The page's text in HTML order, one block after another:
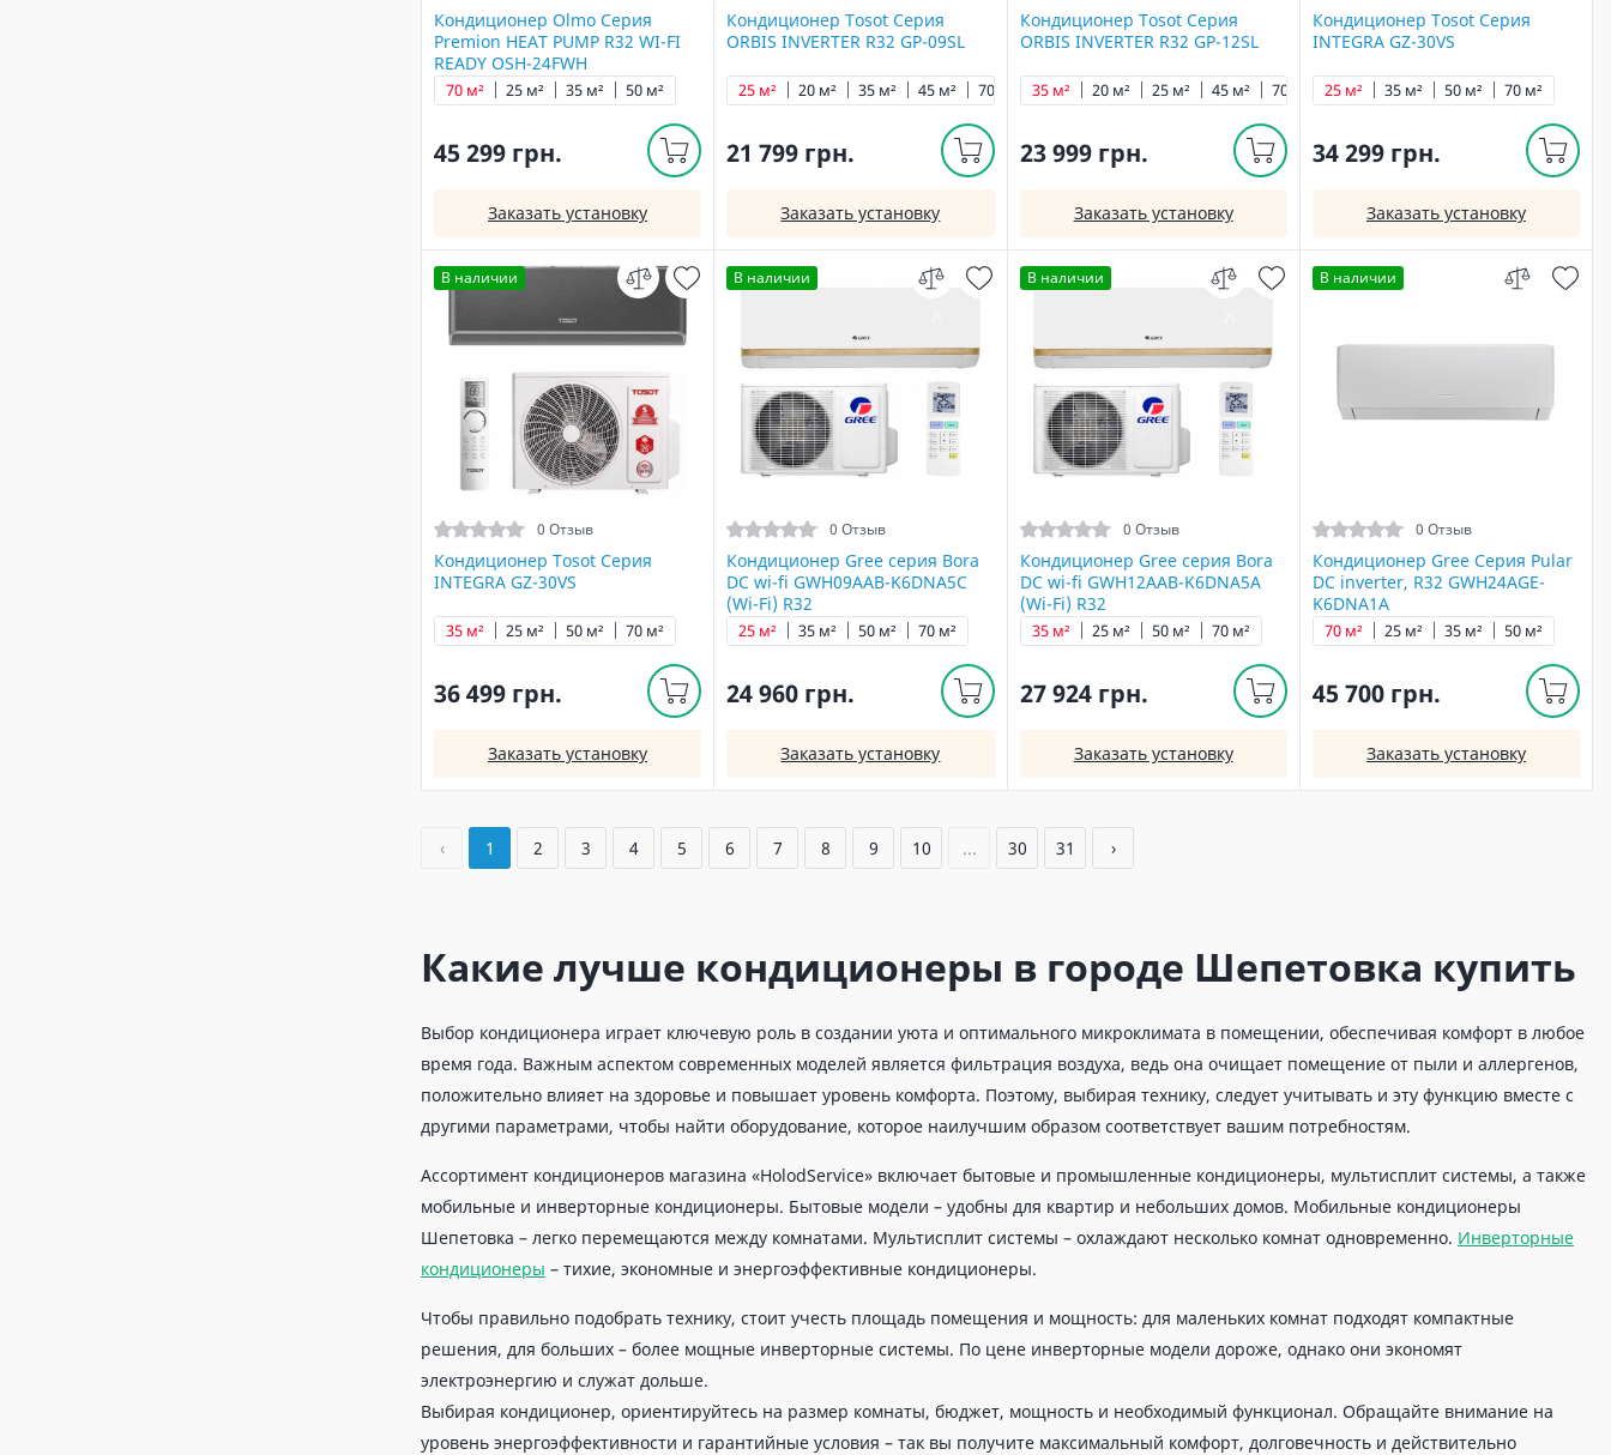
Кондиционер Olmo Серия
Premion HEAT PUMP R32 WI-FI
READY OSH-24FWH
25 м² 35 м² 50 м²
70 м²
45 299 грн.
Заказать установку
Кондиционер Tosot Серия
ORBIS INVERTER R32 GP-09SL
20 м²
25 м² 35 м² 45 м² 70 м²
21 799 грн.
Заказать установку
Кондиционер Tosot Серия
ORBIS INVERTER R32 GP-12SL
20 м² 25 м²
35 м² 45 м² 70 м²
23 999 грн.
Заказать установку
Кондиционер Tosot Серия
INTEGRA GZ-30VS
25 м² 35 м² 50 м² 70 м²
34 299 грн.
Заказать установку
В наличии
0 Отзыв
Кондиционер Tosot Серия
INTEGRA GZ-30VS
25 м²
35 м² 50 м² 70 м²
36 499 грн.
Заказать установку
В наличии
0 Отзыв
Кондиционер Gree серия Bora
DC wi-fi GWH09AAB-K6DNA5С
(Wi-Fi) R32
25 м² 35 м² 50 м² 70 м²
24 960 грн.
Заказать установку
В наличии
0 Отзыв
Кондиционер Gree серия Bora
DC wi-fi GWH12AAB-K6DNA5A
(Wi-Fi) R32
25 м²
35 м² 50 м² 70 м²
27 924 грн.
Заказать установку
В наличии
0 Отзыв
Кондиционер Gree Серия Pular
DC inverter, R32 GWH24AGE-
K6DNA1A
25 м² 35 м² 50 м²
70 м²
45 700 грн.
Заказать установку
‹ 1 2 3 4 5 6 7 8 9 10 ... 30 31 ›
Какие лучше кондиционеры в городе Шепетовка купить
Выбор кондиционера играет ключевую роль в создании уюта и оптимального микроклимата в помещении, обеспечивая комфорт в любое
время года. Важным аспектом современных моделей является фильтрация воздуха, ведь она очищает помещение от пыли и аллергенов,
положительно влияет на здоровье и повышает уровень комфорта. Поэтому, выбирая технику, следует учитывать и эту функцию вместе с
другими параметрами, чтобы найти оборудование, которое наилучшим образом соответствует вашим потребностям.
Ассортимент кондиционеров магазина «HolodService» включает бытовые и промышленные кондиционеры, мультисплит системы, а также
мобильные и инверторные кондиционеры. Бытовые модели – удобны для квартир и небольших домов. Мобильные кондиционеры
Шепетовка – легко перемещаются между комнатами. Мультисплит системы – охлаждают несколько комнат одновременно. Инверторные
кондиционеры – тихие, экономные и энергоэффективные кондиционеры.
Чтобы правильно подобрать технику, стоит учесть площадь помещения и мощность: для маленьких комнат подходят компактные
решения, для больших – более мощные инверторные системы. По цене инверторные модели дороже, однако они экономят
электроэнергию и служат дольше.
Выбирая кондиционер, ориентируйтесь на размер комнаты, бюджет, мощность и необходимый функционал. Обращайте внимание на
уровень энергоэффективности и гарантийные условия – так вы получите максимальный комфорт, долговечность и действительно